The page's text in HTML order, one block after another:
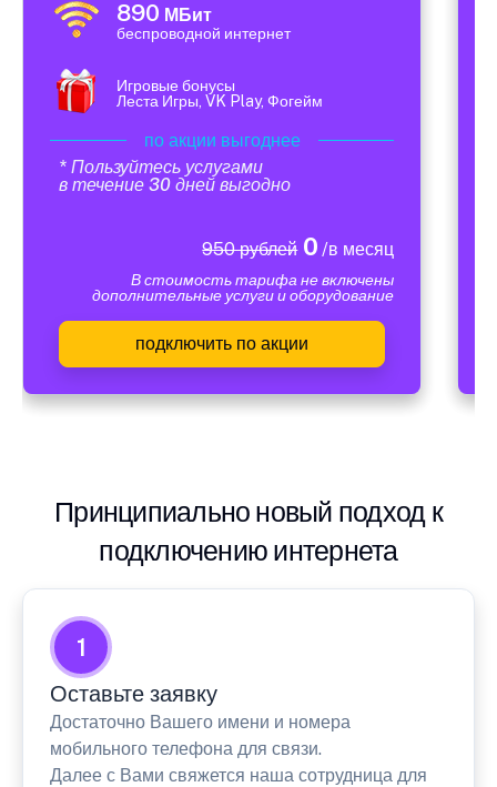
890 МБит
беспроводной интернет
Игровые бонусы
Леста Игры, VK Play, Фогейм
по акции выгоднее
* Пользуйтесь услугами
в течение 30 дней выгодно
950 рублей0 /в месяц
В стоимость тарифа не включены
дополнительные услуги и оборудование
подключить по акции
Принципиально новый подход к
подключению интернета
1
Оставьте заявку
Достаточно Вашего имени и номера
мобильного телефона для связи.
Далее с Вами свяжется наша сотрудница для